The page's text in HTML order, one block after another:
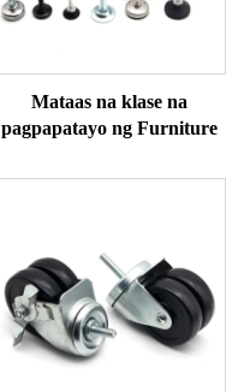
Mataas na klase na
pagpapatayo ng Furniture